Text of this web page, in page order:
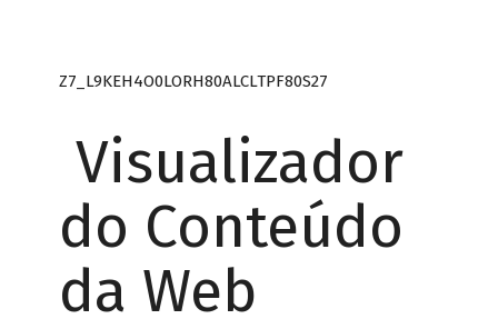
Z7_L9KEH4O0LORH80ALCLTPF80S27
Visualizador
do Conteúdo
da Web